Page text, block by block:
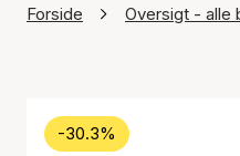
Forside Oversigt - alle
-30.3%